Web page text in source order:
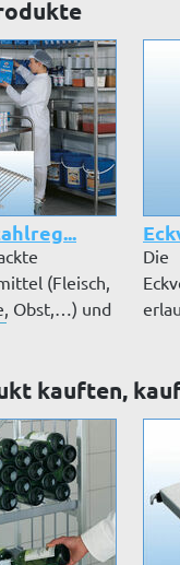
(Fleisch,
Obst,…) und
Die
kauften,